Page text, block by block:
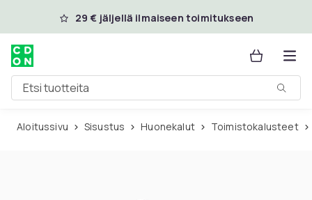
Ohita ja siirry pääsisältöön
29 € jäljellä ilmaiseen toimitukseen
Etsi tuotteita
Aloitussivu Sisustus Huonekalut Toimistokalusteet